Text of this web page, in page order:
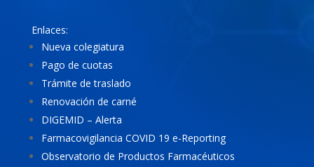
Enlaces:
Nueva colegiatura
Pago de cuotas
Trámite de traslado
Renovación de carné
DIGEMID – Alerta
Farmacovigilancia COVID 19 e-Reporting
Observatorio de Productos Farmacéuticos